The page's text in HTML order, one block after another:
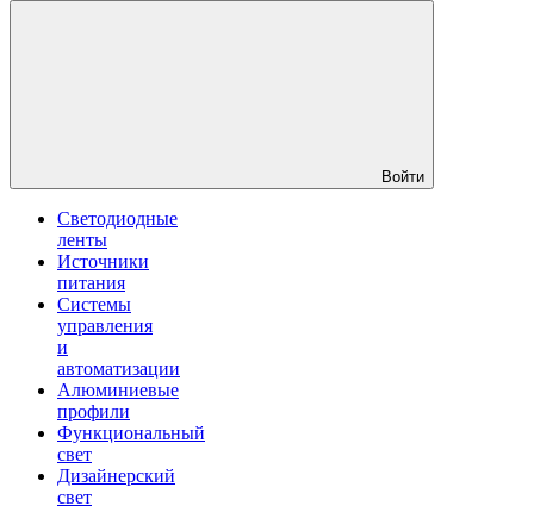
Войти
Светодиодные
ленты
Источники
питания
Системы
управления
и
автоматизации
Алюминиевые
профили
Функциональный
свет
Дизайнерский
свет